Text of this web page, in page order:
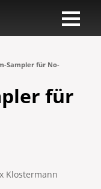
Sampler für No-
für
Klostermann